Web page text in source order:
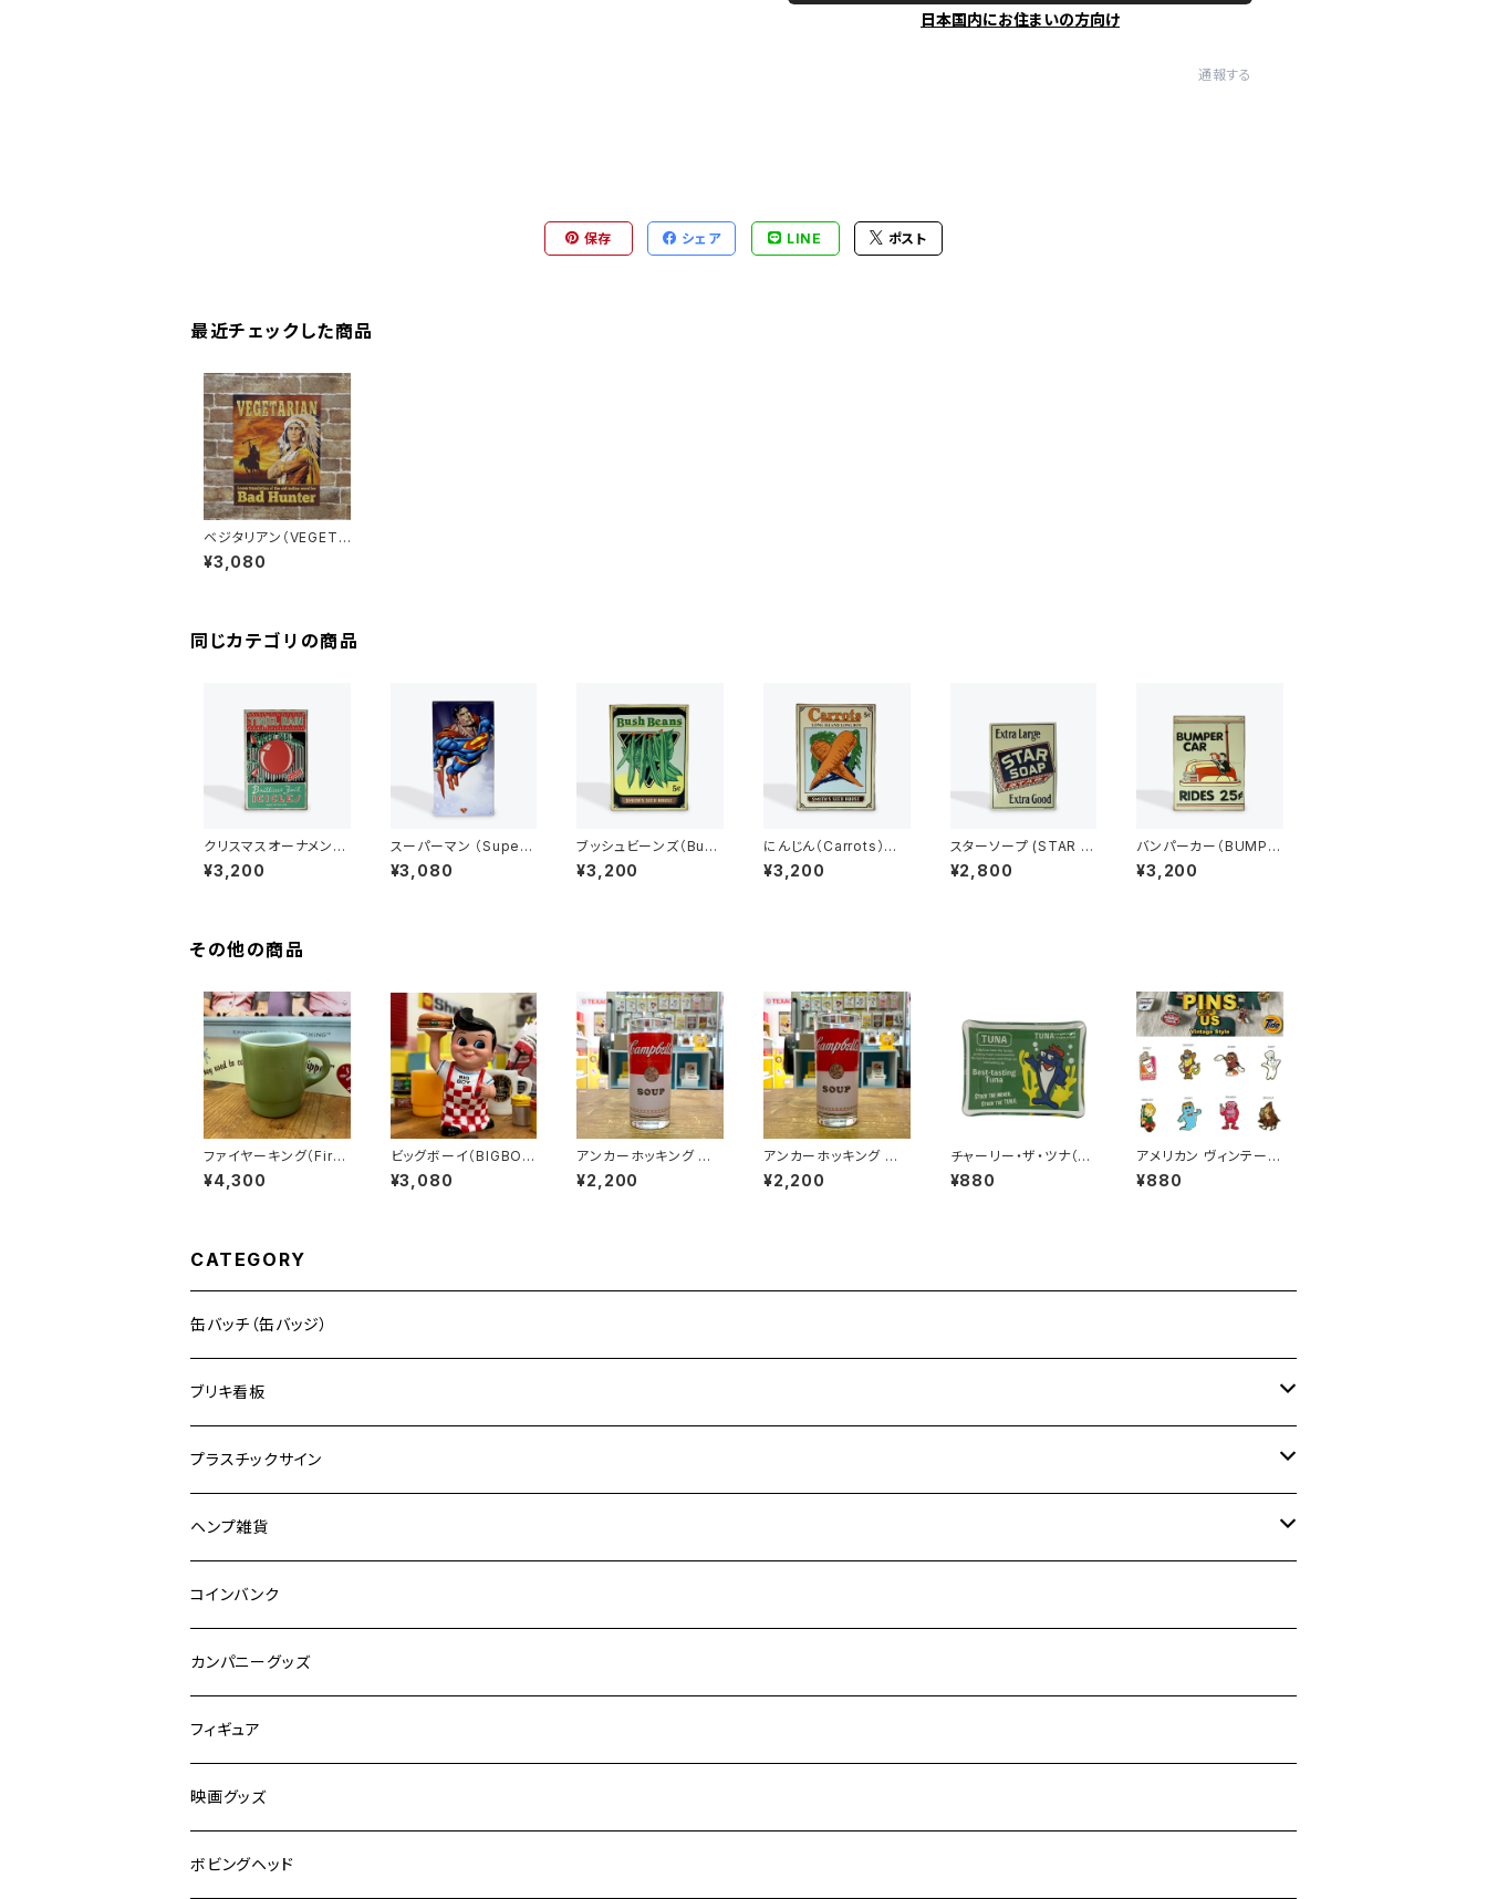
日本国内にお住まいの方向け
通報する
保存 シェア LINE ポスト
最近チェックした商品
ベジタリアン（VEGETA
RIAN Loose translat
ion of the old india
¥3,080
同じカテゴリの商品
クリスマスオーナメント
（TINSEL RAIN）ビンテ
ージ加工 アメリカンブ
¥3,200
スーパーマン （Super
man）アメリカンブリキ
看板
¥3,080
ブッシュビーンズ（Bush
Beans）ビンテージ加
工 アメリカンブリキ看
¥3,200
にんじん（Carrots）ビ
ンテージ加工 アメリカ
ンブリキ看板
¥3,200
スターソープ (STAR S
OAP) アメリカンブリキ
看板
¥2,800
バンパーカー（BUMPE
R CAR）ビンテージ加
工 アメリカンブリキ看
¥3,200
その他の商品
ファイヤーキング（Fire-
King）グリーン スタッキ
ングマグ 緑（GS-002）
¥4,300
ビッグボーイ（BIGBO
Y）コインバンク・貯金箱
¥3,080
アンカーホッキング キャ
ンベルスープ タンブラ
ー グラス（CAM-001）
¥2,200
アンカーホッキング キャ
ンベルスープ タンブラ
ー グラス（CAM-002）
¥2,200
チャーリー・ザ・ツナ（C
harlie the Tuna）アド
バタイジング ガラストレ
¥880
アメリカン ヴィンテージ
風 ピンズ（ピンバッジ）
キャラクター
¥880
CATEGORY
缶バッチ（缶バッジ）
ブリキ看板
ドリンク
食品
自動車
嗜好品
スポーツ
有名人
キャラクター
プラスチックサイン
映画
キャラクター
ヘンプ雑貨
麻紐
コインバンク
カンパニーグッズ
フィギュア
映画グッズ
ボビングヘッド